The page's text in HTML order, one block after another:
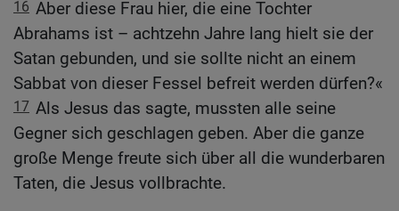
16 Aber diese Frau hier, die eine Tochter
Abrahams ist – achtzehn Jahre lang hielt sie der
Satan gebunden, und sie sollte nicht an einem
Sabbat von dieser Fessel befreit werden dürfen?«
17 Als Jesus das sagte, mussten alle seine
Gegner sich geschlagen geben. Aber die ganze
große Menge freute sich über all die wunderbaren
Taten, die Jesus vollbrachte.